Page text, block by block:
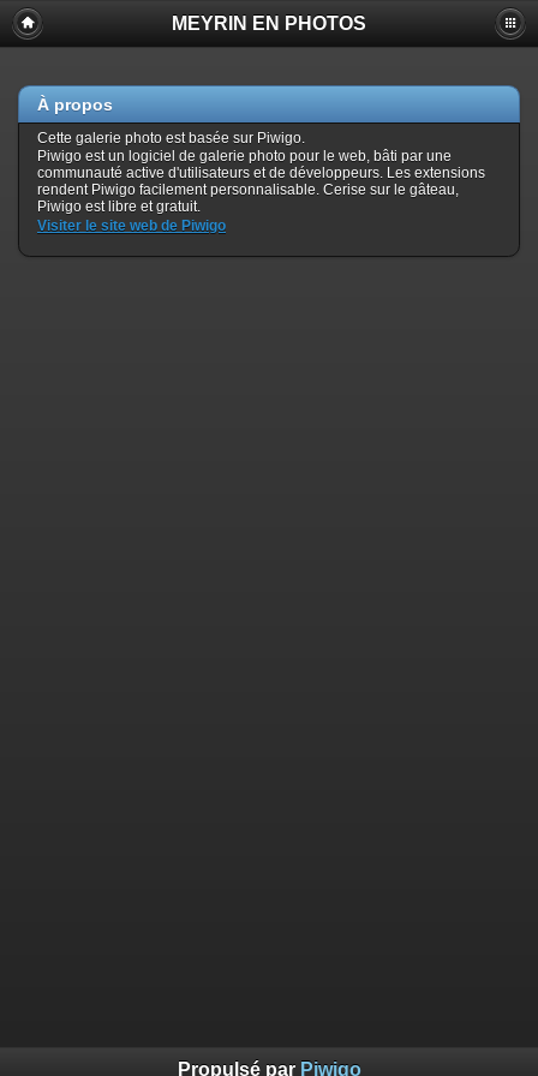
MEYRIN EN PHOTOS
À propos
Cette galerie photo est basée sur Piwigo.
Piwigo est un logiciel de galerie photo pour le web, bâti par une
communauté active d'utilisateurs et de développeurs. Les extensions
rendent Piwigo facilement personnalisable. Cerise sur le gâteau,
Piwigo est libre et gratuit.
Visiter le site web de Piwigo
Propulsé par Piwigo